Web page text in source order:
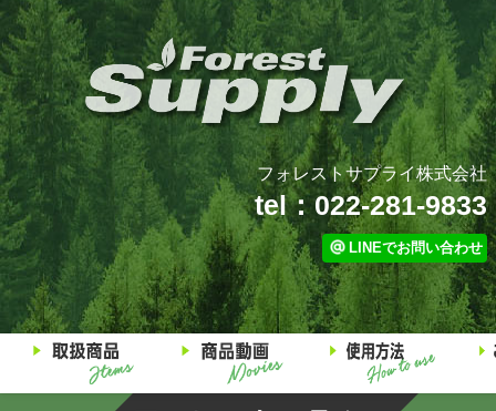
フォレストサプライ株式会社
tel：022-281-9833
LINEでお問い合わせ